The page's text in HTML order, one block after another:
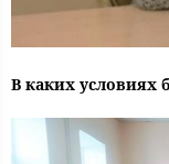
В каких условиях